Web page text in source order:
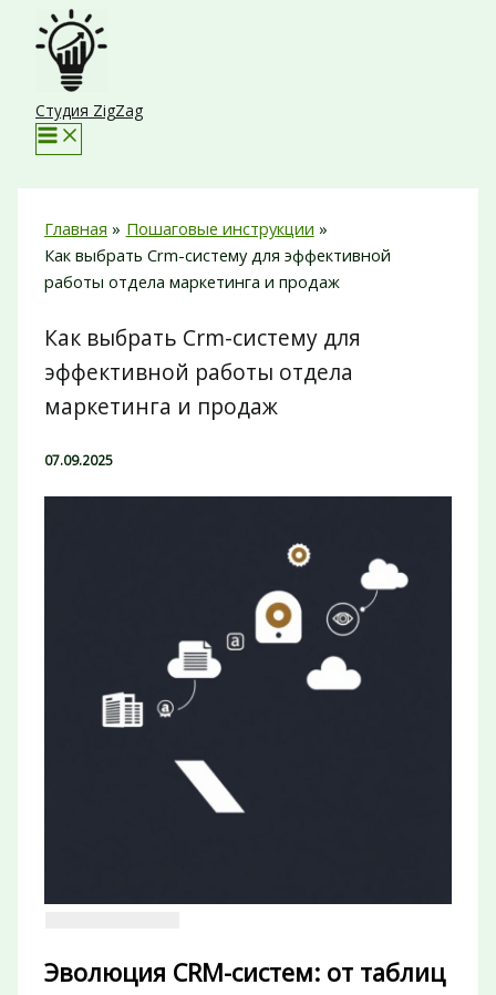
Перейти
содержимому
Студия ZigZag
Главная
Пошаговые инструкции
Как выбрать Crm-систему для эффективной
работы отдела маркетинга и продаж
Как выбрать Crm-систему для
эффективной работы отдела
маркетинга и продаж
07.09.2025
Эволюция CRM-систем: от таблиц